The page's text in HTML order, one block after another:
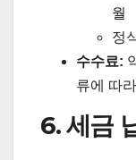
월
정
수수료:
류에 따
6. 세금